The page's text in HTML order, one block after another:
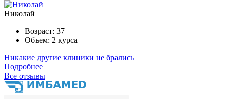
Николай
Возраст: 37
Объем: 2 курса
Никакие другие клиники не брались
Подробнее
Все отзывы